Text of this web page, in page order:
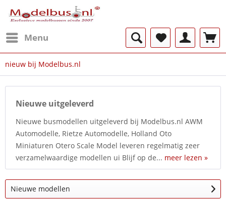
Menu
nieuw bij Modelbus.nl
Nieuwe uitgeleverd
Nieuwe busmodellen uitgeleverd bij Modelbus.nl AWM
Automodelle, Rietze Automodelle, Holland Oto
Miniaturen Otero Scale Model leveren regelmatig zeer
verzamelwaardige modellen ui Blijf op de... meer lezen »
Nieuwe modellen